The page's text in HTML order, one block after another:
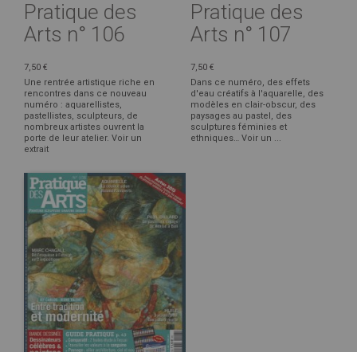
Pratique des
Arts n° 106
7,50 €
Une rentrée artistique riche en
rencontres dans ce nouveau
numéro : aquarellistes,
pastellistes, sculpteurs, de
nombreux artistes ouvrent la
porte de leur atelier. Voir un
extrait
Pratique des
Arts n° 107
7,50 €
Dans ce numéro, des effets
d'eau créatifs à l'aquarelle, des
modèles en clair-obscur, des
paysages au pastel, des
sculptures féminies et
ethniques… Voir un ...